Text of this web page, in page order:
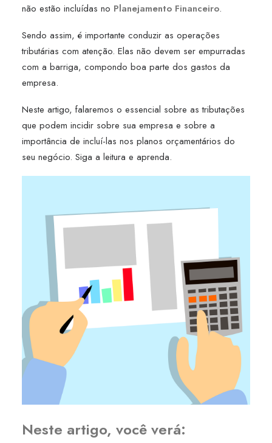
não estão incluídas no Planejamento Financeiro.
Sendo assim, é importante conduzir as operações
tributárias com atenção. Elas não devem ser empurradas
com a barriga, compondo boa parte dos gastos da
empresa.
Neste artigo, falaremos o essencial sobre as tributações
que podem incidir sobre sua empresa e sobre a
importância de incluí-las nos planos orçamentários do
seu negócio. Siga a leitura e aprenda.
Neste artigo, você verá: